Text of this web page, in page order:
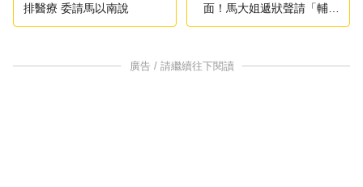
排醫療 委請馬以南說
面！馬大姐遞狀聲請「輔助
宣告」北院證實收案
廣告 / 請繼續往下閱讀